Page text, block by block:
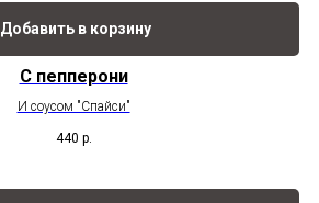
Добавить в корзину
С пепперони
И соусом "Спайси"
440 р.